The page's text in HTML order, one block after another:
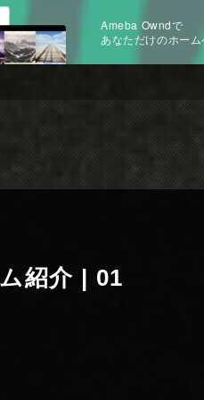
Ameba Owndで
あなただけのホー
紹介 | 01